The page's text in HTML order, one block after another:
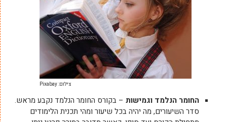
צילום: Pixabay
החומר הנלמד וגמישות – בקורס החומר הנלמד נקבע מראש.
סדר השיעורים, מה יהיה בכל שיעור ומהי תכנית הלימודים